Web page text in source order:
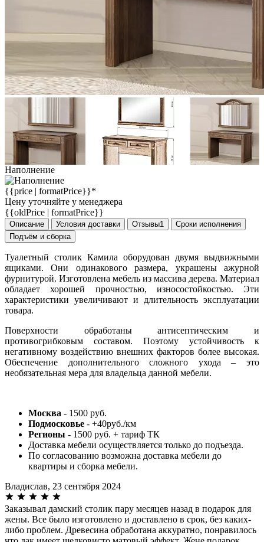
Наполнение
{{price | formatPrice}}*
Цену уточняйте у менеджера
{{oldPrice | formatPrice}}
Описание Условия доставки Отзывы1
Сроки исполнения
Подъём и сборка
Туалетный столик Камила оборудован двумя выдвижными
ящиками. Они одинакового размера, украшены ажурной
фурнитурой. Изготовлена мебель из массива дерева. Материал
обладает хорошей прочностью, износостойкостью. Эти
характеристики увеличивают и длительность эксплуатации
товара.
Поверхности обработаны антисептическим и
противогрибковым составом. Поэтому устойчивость к
негативному воздействию внешних факторов более высокая.
Обеспечение дополнительного сложного ухода – это
необязательная мера для владельца данной мебели.
Москва - 1500 руб.
Подмосковье - +40руб./км
Регионы - 1500 руб. + тариф ТК
Доставка мебели осуществляется только до подъезда.
По согласованию возможна доставка мебели до
квартиры и сборка мебели.
Владислав, 23 сентября 2024
Заказывал дамский столик пару месяцев назад в подарок для
жены. Все было изготовлено и доставлено в срок, без каких-
либо проблем. Древесина обработана аккуратно, понравилось